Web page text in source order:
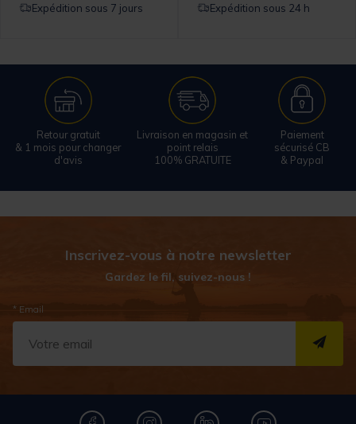
Expédition sous 7 jours Expédition sous 24 h
Retour gratuit
& 1 mois pour changer
d'avis
Livraison en magasin et
point relais
100% GRATUITE
Paiement
sécurisé CB
& Paypal
Inscrivez-vous à notre newsletter
Gardez le fil, suivez-nous !
* Email